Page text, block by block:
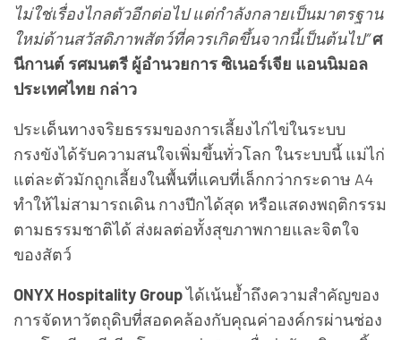
ไม่ใช่เรื่องไกลตัวอีกต่อไป แต่กำลังกลายเป็นมาตรฐาน
ใหม่ด้านสวัสดิภาพสัตว์ที่ควรเกิดขึ้นจากนี้เป็นต้นไป” ศ
นีกานต์ รศมนตรี ผู้อำนวยการ ซิเนอร์เจีย แอนนิมอล
ประเทศไทย กล่าว
ประเด็นทางจริยธรรมของการเลี้ยงไก่ไข่ในระบบ
กรงขังได้รับความสนใจเพิ่มขึ้นทั่วโลก ในระบบนี้ แม่ไก่
แต่ละตัวมักถูกเลี้ยงในพื้นที่แคบที่เล็กกว่ากระดาษ A4
ทำให้ไม่สามารถเดิน กางปีกได้สุด หรือแสดงพฤติกรรม
ตามธรรมชาติได้ ส่งผลต่อทั้งสุขภาพกายและจิตใจ
ของสัตว์
ONYX Hospitality Groupได้เน้นย้ำถึงความสำคัญของ
การจัดหาวัตถุดิบที่สอดคล้องกับคุณค่าองค์กรผ่านช่อง